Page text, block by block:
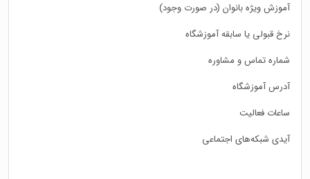
آموزش ویژه بانوان (در صورت وجود)
نرخ قبولی یا سابقه آموزشگاه
شماره تماس و مشاوره
آدرس آموزشگاه
ساعات فعالیت
آیدی شبکه‌های اجتماعی